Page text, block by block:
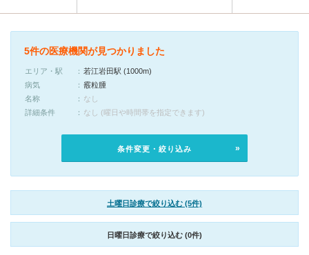
5件の医療機関が見つかりました
エリア・駅
若江岩田駅 (1000m)
病気
霰粒腫
名称
なし
詳細条件
なし (曜日や時間帯を指定できます)
条件変更・絞り込み
土曜日診療で絞り込む (5件)
日曜日診療で絞り込む (0件)